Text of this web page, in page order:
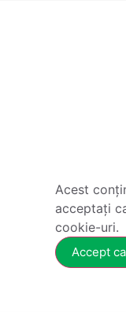
Acest
acceptați
cookie-uri.
Accept